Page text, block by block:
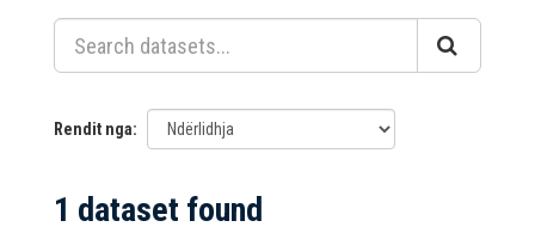
Rendit nga
1 dataset found